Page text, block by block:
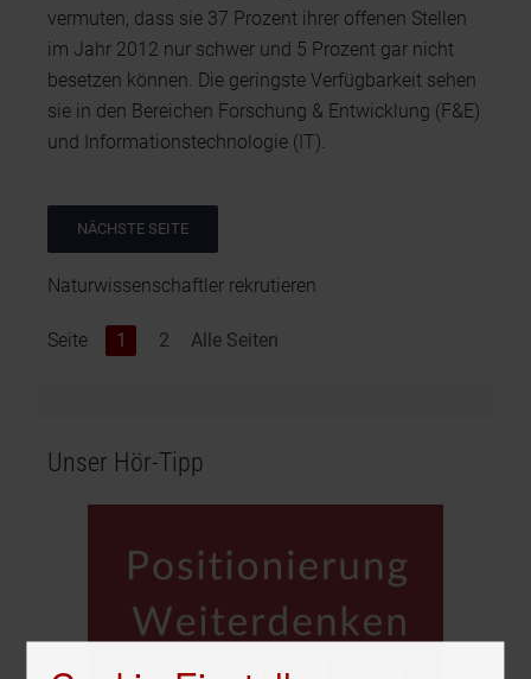
vermuten, dass sie 37 Prozent ihrer offenen Stellen
im Jahr 2012 nur schwer und 5 Prozent gar nicht
besetzen können. Die geringste Verfügbarkeit sehen
sie in den Bereichen Forschung & Entwicklung (F&E)
und Informationstechnologie (IT).
NÄCHSTE SEITE
Naturwissenschaftler rekrutieren
Seite 1 2 Alle Seiten
Unser Hör-Tipp